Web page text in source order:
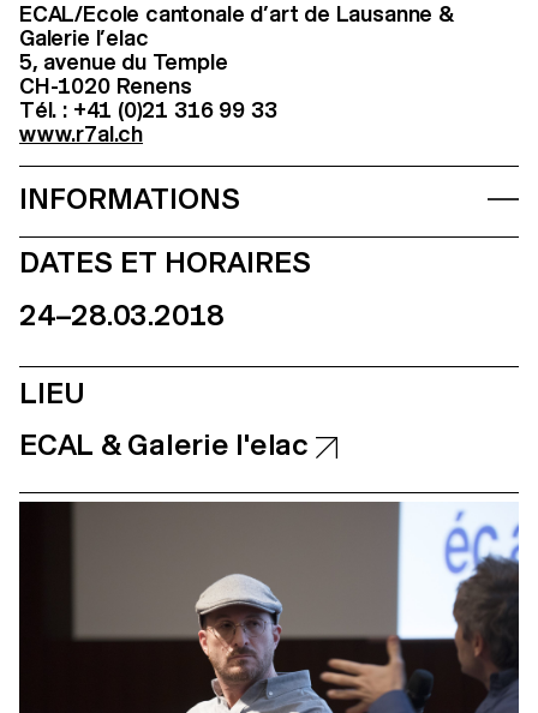
ECAL/Ecole cantonale d’art de Lausanne &
Galerie l’elac
5, avenue du Temple
CH-1020 Renens
Tél. : +41 (0)21 316 99 33
www.r7al.ch
INFORMATIONS
DATES ET HORAIRES
24–28.03.2018
LIEU
ECAL & Galerie l'elac